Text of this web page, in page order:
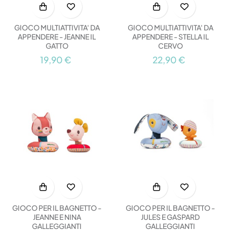
GIOCO MULTIATTIVITA' DA
APPENDERE - JEANNE IL
GATTO
19,90 €
GIOCO MULTIATTIVITA' DA
APPENDERE - STELLA IL
CERVO
22,90 €
GIOCO PER IL BAGNETTO -
JEANNE E NINA
GALLEGGIANTI
GIOCO PER IL BAGNETTO -
JULES E GASPARD
GALLEGGIANTI